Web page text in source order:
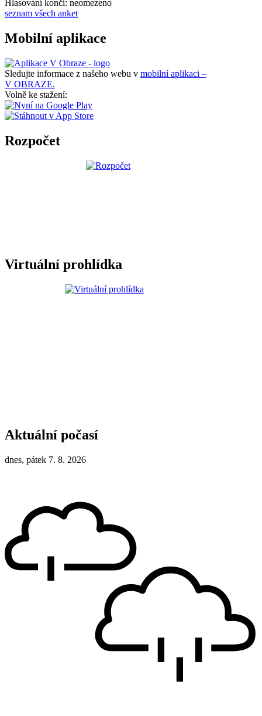
Hlasování končí: neomezeno
seznam všech anket
Mobilní aplikace
Sledujte informace z našeho webu v mobilní aplikaci –
V OBRAZE.
Volně ke stažení:
Rozpočet
Virtuální prohlídka
Aktuální počasí
dnes, pátek 7. 8. 2026